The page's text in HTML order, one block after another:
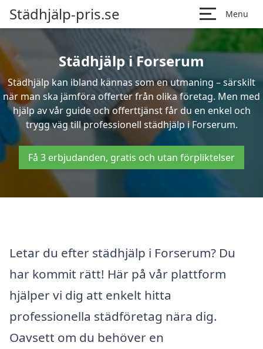
Städhjälp-pris.se Menu
Städhjälp i Forserum
Städhjälp kan ibland kännas som en utmaning – särskilt
när man ska jämföra offerter från olika företag. Men med
hjälp av vår guide och offerttjänst får du en enkel och
trygg väg till professionell städhjälp i Forserum.
Få 3 erbjudanden, gratis och utan förpliktelser
Letar du efter städhjälp i Forserum? Du
har kommit rätt! Här på vår plattform
hjälper vi dig att enkelt hitta
professionella städföretag nära dig.
Oavsett om du behöver en